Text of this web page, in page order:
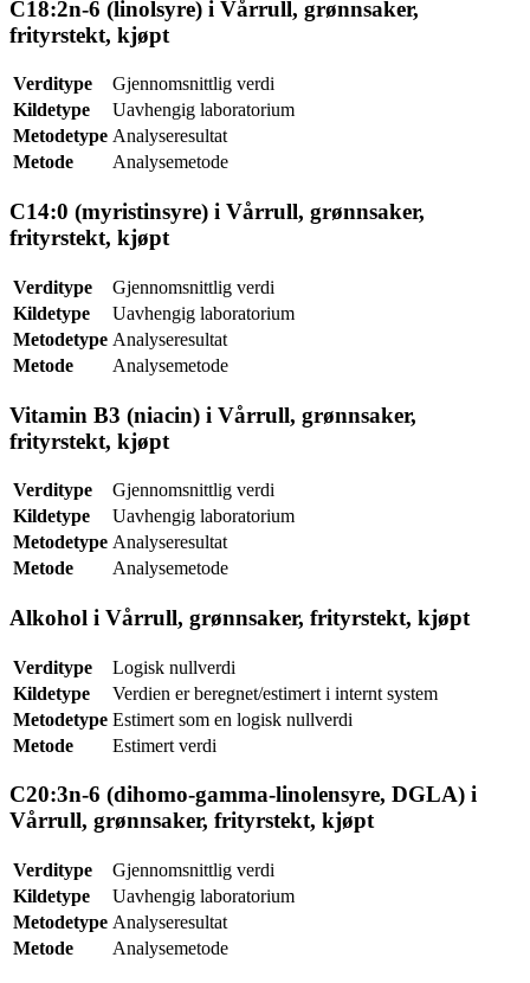
C18:2n-6 (linolsyre) i Vårrull, grønnsaker,
frityrstekt, kjøpt
Verditype
Gjennomsnittlig verdi
Kildetype
Uavhengig laboratorium
Metodetype Analyseresultat
Metode
Analysemetode
C14:0 (myristinsyre) i Vårrull, grønnsaker,
frityrstekt, kjøpt
Verditype
Gjennomsnittlig verdi
Kildetype
Uavhengig laboratorium
Metodetype Analyseresultat
Metode
Analysemetode
Vitamin B3 (niacin) i Vårrull, grønnsaker,
frityrstekt, kjøpt
Verditype
Gjennomsnittlig verdi
Kildetype
Uavhengig laboratorium
Metodetype Analyseresultat
Metode
Analysemetode
Alkohol i Vårrull, grønnsaker, frityrstekt, kjøpt
Verditype
Logisk nullverdi
Kildetype
Verdien er beregnet/estimert i internt system
Metodetype Estimert som en logisk nullverdi
Metode
Estimert verdi
C20:3n-6 (dihomo-gamma-linolensyre, DGLA) i
Vårrull, grønnsaker, frityrstekt, kjøpt
Verditype
Gjennomsnittlig verdi
Kildetype
Uavhengig laboratorium
Metodetype Analyseresultat
Metode
Analysemetode